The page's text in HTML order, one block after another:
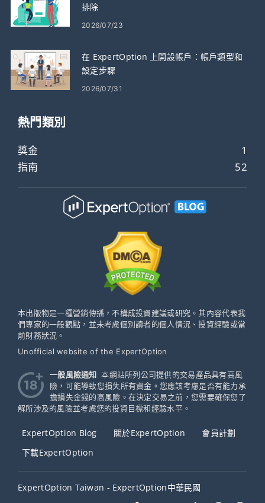
排除
2026/07/23
在 ExpertOption 上開設帳戶：帳戶類型和
設定步驟
2026/07/31
熱門類別
獎金
1
指南
52
本出版物是一種營銷傳播，不構成投資建議或研究。其內容代表我
們專家的一般觀點，並未考慮個別讀者的個人情況、投資經驗或當
前財務狀況。
Unofficial website of the ExpertOption
一般風險通知: 本網站所列公司提供的交易產品具有高風
險，可能導致您損失所有資金。您應該考慮是否有能力承
擔損失金錢的高風險。在決定交易之前，您需要確保您了
解所涉及的風險並考慮您的投資目標和經驗水平。
ExpertOption Blog 關於ExpertOption
會員計劃
下載ExpertOption
ExpertOption Taiwan - ExpertOption中華民國